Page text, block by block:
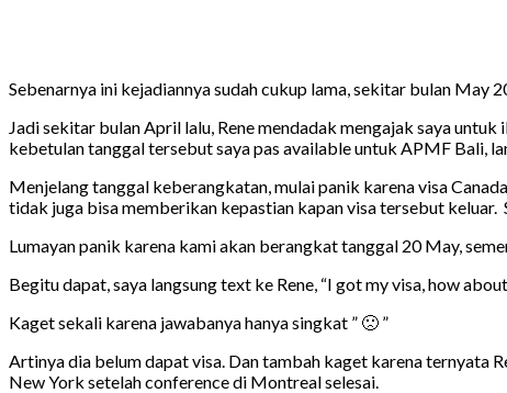
Sebenarnya ini kejadiannya sudah cukup lama, sekitar bulan
Jadi sekitar bulan April lalu, Rene mendadak mengajak saya
kebetulan tanggal tersebut saya pas available untuk APMF Bali,
Menjelang tanggal keberangkatan, mulai panik karena visa
tidak juga bisa memberikan kepastian kapan visa tersebut
Lumayan panik karena kami akan berangkat tanggal 20 May,
Begitu dapat, saya langsung text ke Rene, “I got my visa, how
Kaget sekali karena jawabanya hanya singkat ” 🙁 ”
Artinya dia belum dapat visa. Dan tambah kaget karena ternyata
New York setelah conference di Montreal selesai.